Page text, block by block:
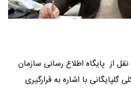
نقل از پایگاه اطلاع رسانی سازمان
گلپایگانی با اشاره به قرارگیری